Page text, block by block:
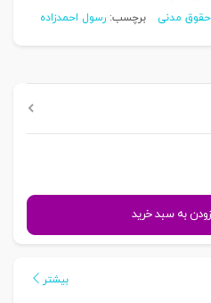
حقوق مدنی برچسب: رسول احمدزاده
به سبد خرید
بیشتر